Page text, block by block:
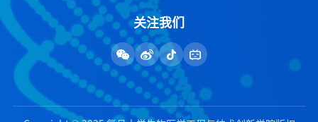
关注我们